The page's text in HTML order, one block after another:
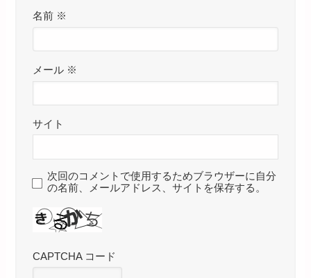
名前 ※
メール ※
サイト
次回のコメントで使用するためブラウザーに自分
の名前、メールアドレス、サイトを保存する。
CAPTCHA コード